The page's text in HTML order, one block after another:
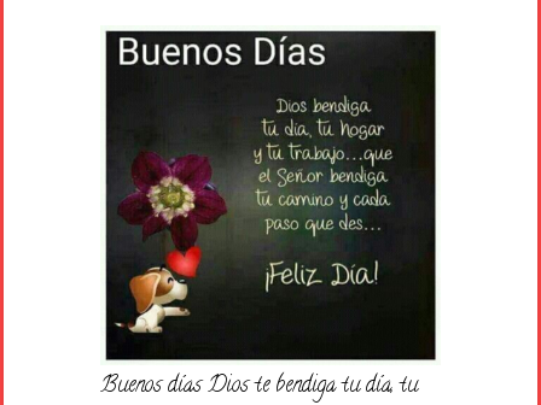
Buenos días Dios te bendiga tu día, tu